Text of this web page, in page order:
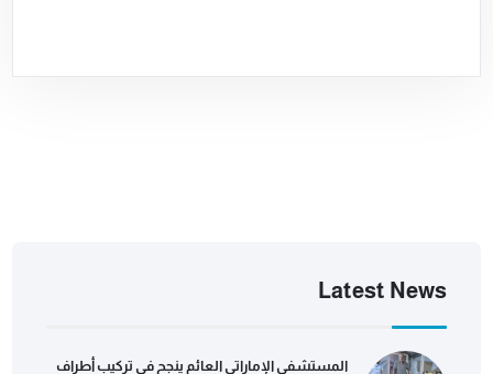
Latest News
المستشفى الإماراتي العائم ينجح في تركيب أطراف